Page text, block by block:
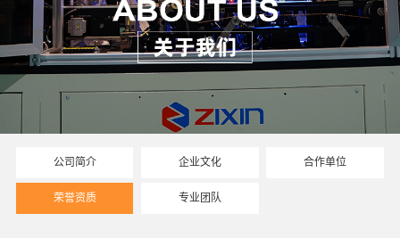
公司简介 企业文化 合作单位
荣誉资质 专业团队